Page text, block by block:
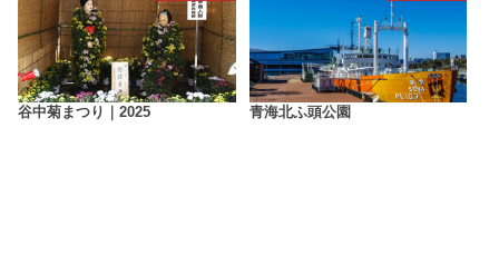
谷中菊まつり｜2025 青海北ふ頭公園